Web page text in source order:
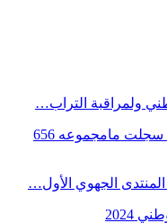
ولمراقبة التراب…
2024 : مراكش ضمن أربع مدن بالممكلة سجلت مامجموعه 656
الجهوي الأول…
2024